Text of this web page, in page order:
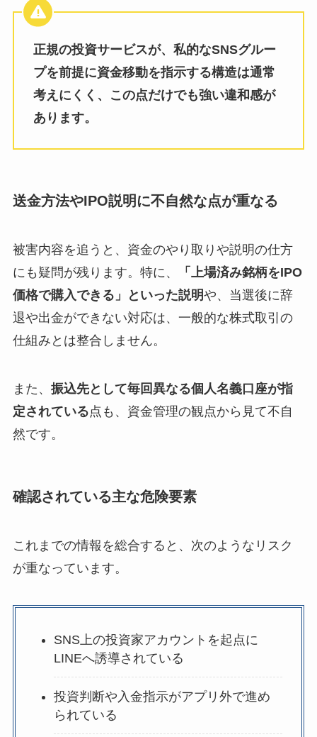
正規の投資サービスが、私的なSNSグルー
プを前提に資金移動を指示する構造は通常
考えにくく、この点だけでも強い違和感が
あります。
送金方法やIPO説明に不自然な点が重なる
被害内容を追うと、資金のやり取りや説明の仕方
にも疑問が残ります。特に、
「上場済み銘柄をIPO
価格で購入できる」といった説明や、当選後に辞
退や出金ができない対応は、一般的な株式取引の
仕組みとは整合しません。
また、 振込先として毎回異なる個人名義口座が指
定されている点も、資金管理の観点から見て不自
然です。
確認されている主な危険要素
これまでの情報を総合すると、次のようなリスク
が重なっています。
SNS上の投資家アカウントを起点に
LINEへ誘導されている
投資判断や入金指示がアプリ外で進め
られている